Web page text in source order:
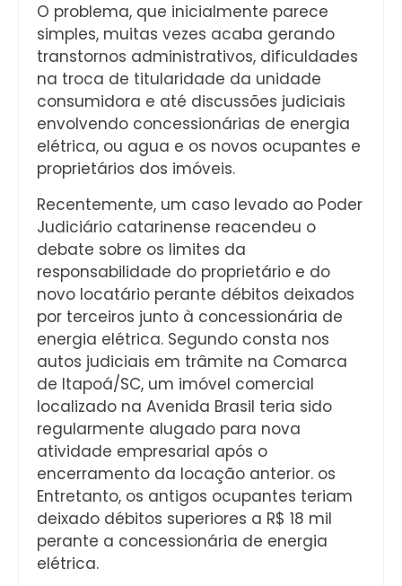
O problema, que inicialmente parece
simples, muitas vezes acaba gerando
transtornos administrativos, dificuldades
na troca de titularidade da unidade
consumidora e até discussões judiciais
envolvendo concessionárias de energia
elétrica, ou agua e os novos ocupantes e
proprietários dos imóveis.
Recentemente, um caso levado ao Poder
Judiciário catarinense reacendeu o
debate sobre os limites da
responsabilidade do proprietário e do
novo locatário perante débitos deixados
por terceiros junto à concessionária de
energia elétrica. Segundo consta nos
autos judiciais em trâmite na Comarca
de Itapoá/SC, um imóvel comercial
localizado na Avenida Brasil teria sido
regularmente alugado para nova
atividade empresarial após o
encerramento da locação anterior. os
Entretanto, os antigos ocupantes teriam
deixado débitos superiores a R$ 18 mil
perante a concessionária de energia
elétrica.